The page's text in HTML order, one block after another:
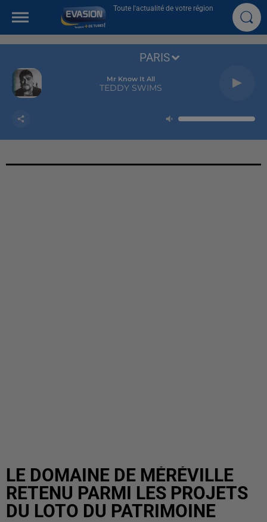
Toute l'actualité de votre région
Mr Know It All
TEDDY SWIMS
PARIS
LE DOMAINE DE MÉRÉVILLE
RETENU PARMI LES PROJETS
DU LOTO DU PATRIMOINE